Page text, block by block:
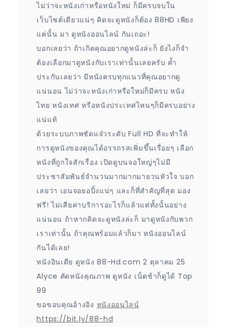
ไม่ว่าจะหนังเก่าหรือหนังใหม่ ก็มีครบจบใน
เว็บไซต์เดียวแน่ๆ คิดจะดูหนังก็ต้อง 88HD เพียง
แค่นั้น มา ดูหนังออนไลน์ กันเถอะ!
บอกเลยว่า ถ้าเกิดคุณอยากดูหนังล่ะก็ ยังไงก็จำ
ต้องเลือกมาดูหนังกับเราเท่านั้นเลยครับ ค้ำ
ประกันเลยว่า มีหนังครบทุกแนวที่คุณอยากดู
แน่นอน ไม่ว่าจะหนังเก่าหรือใหม่ก็มีครบ หนัง
ไทย หนังเทศ หรือหนังประเทศไหนๆก็มีครบอย่าง
แน่แท้
ด้วยระบบภาพชัดแจ๋วระดับ Full HD ที่จะทำให้
การดูหนังของคุณได้อรรถรสเพิ่มขึ้นเรื่อยๆ เลือก
หนังที่ถูกใจสักเรื่อง เปิดดูบนจอใหญ่ๆไม่มี
ประชาสัมพันธ์จำนวนมากมากมายวนหัวใจ บอก
เลยว่า เอนจอยอปิ้งแน่ๆ และก็ที่สำคัญที่สุด มอง
ฟรี! ไม่เสียค่าบริการอะไรก็แล้วแต่ทั้งนั้นอย่าง
แน่นอน ถ้าหากคิดจะดูหนังล่ะก็ มาดูหนังกับพวก
เราเท่านั้น ถ้าคุณพร้อมแล้วก็มา หนังออนไลน์
กันได้เลย!
หนังอินเดีย ดูหนัง 88-Hd.com 2 ตุลาคม 25
Alyce คัดหนังคุณภาพ ดูหนัง เน็ตช้าก็ดูได้ Top
99
ขอขอบคุณอ้างอิง หนังออนไลน์
https://bit.ly/88-hd